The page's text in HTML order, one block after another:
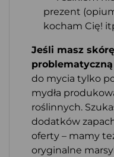
prezent
kocham Cię!
Jeśli masz
problematyczną
do mycia tylko
mydła
roślinnych.
dodatków
oferty – mamy
oryginalne